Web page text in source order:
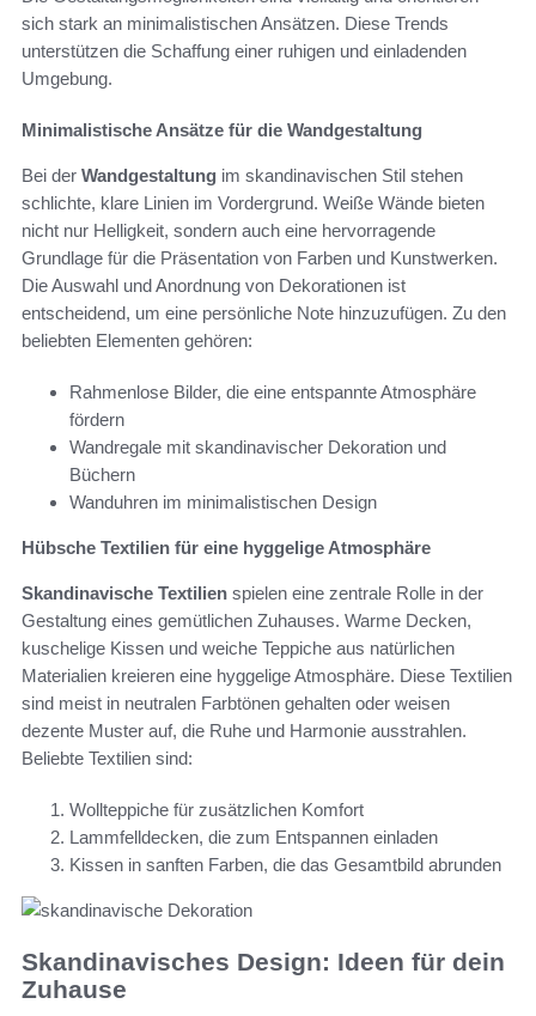
sich stark an minimalistischen Ansätzen. Diese Trends
unterstützen die Schaffung einer ruhigen und einladenden
Umgebung.
Minimalistische Ansätze für die Wandgestaltung
Bei der Wandgestaltung im skandinavischen Stil stehen
schlichte, klare Linien im Vordergrund. Weiße Wände bieten
nicht nur Helligkeit, sondern auch eine hervorragende
Grundlage für die Präsentation von Farben und Kunstwerken.
Die Auswahl und Anordnung von Dekorationen ist
entscheidend, um eine persönliche Note hinzuzufügen. Zu den
beliebten Elementen gehören:
Rahmenlose Bilder, die eine entspannte Atmosphäre
fördern
Wandregale mit skandinavischer Dekoration und
Büchern
Wanduhren im minimalistischen Design
Hübsche Textilien für eine hyggelige Atmosphäre
Skandinavische Textilien spielen eine zentrale Rolle in der
Gestaltung eines gemütlichen Zuhauses. Warme Decken,
kuschelige Kissen und weiche Teppiche aus natürlichen
Materialien kreieren eine hyggelige Atmosphäre. Diese Textilien
sind meist in neutralen Farbtönen gehalten oder weisen
dezente Muster auf, die Ruhe und Harmonie ausstrahlen.
Beliebte Textilien sind:
Wollteppiche für zusätzlichen Komfort
Lammfelldecken, die zum Entspannen einladen
Kissen in sanften Farben, die das Gesamtbild abrunden
Skandinavisches Design: Ideen für dein
Zuhause